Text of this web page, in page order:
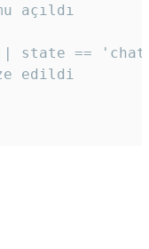
açıldı
state ==
edildi